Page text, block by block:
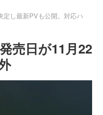
定し最新PVも公開。対応ハ
売日が11月22